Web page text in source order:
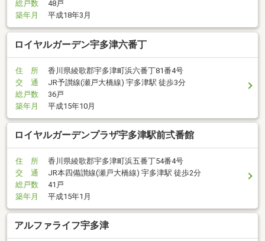
総戸数
48戸
築年月
平成18年3月
ロイヤルガーデン宇多津六番丁
住 所
香川県綾歌郡宇多津町浜六番丁81番4号
交 通
JR予讃線(瀬戸大橋線) 宇多津駅 徒歩3分
総戸数
36戸
築年月
平成15年10月
ロイヤルガーデンプラザ宇多津駅前弍番館
住 所
香川県綾歌郡宇多津町浜五番丁54番4号
交 通
JR本四備讃線(瀬戸大橋線) 宇多津駅 徒歩2分
総戸数
41戸
築年月
平成15年1月
アルファライフ宇多津